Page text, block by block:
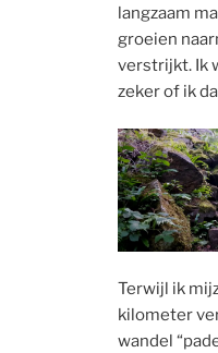
langzaam
groeien
verstrijkt. Ik
zeker of ik
Terwijl ik
kilometer
wandel